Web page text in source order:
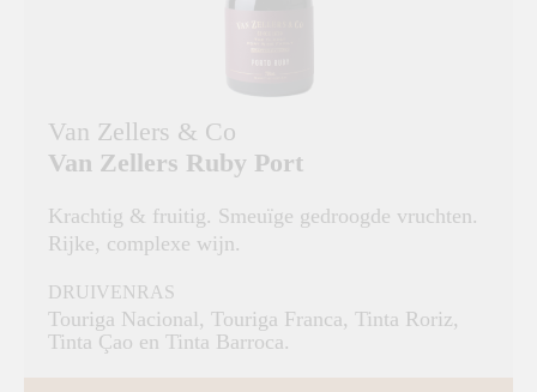
Van Zellers & Co
Van Zellers Ruby Port
Krachtig & fruitig. Smeuïge gedroogde vruchten.
Rijke, complexe wijn.
DRUIVENRAS
Touriga Nacional, Touriga Franca, Tinta Roriz,
Tinta Çao en Tinta Barroca.